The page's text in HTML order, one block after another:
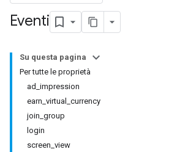
Eventi
Su questa pagina
Per tutte le proprietà
ad_impression
earn_virtual_currency
join_group
login
screen_view